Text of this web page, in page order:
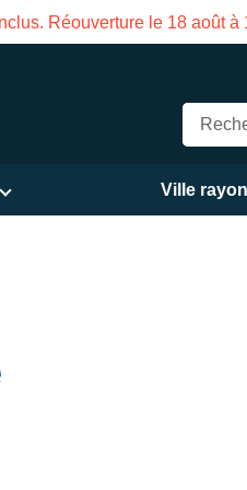
Gama du 3 au 21 août
Ville